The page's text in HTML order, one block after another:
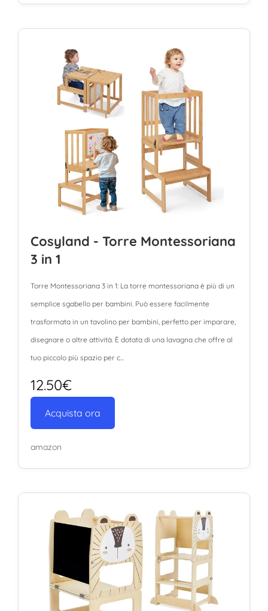
Cosyland - Torre Montessoriana
3 in 1
Torre Montessoriana 3 in 1: La torre montessoriana è più di un
semplice sgabello per bambini. Può essere facilmente
trasformata in un tavolino per bambini, perfetto per imparare,
disegnare o altre attività. È dotata di una lavagna che offre al
tuo piccolo più spazio per c...
12.50€
Acquista ora
amazon